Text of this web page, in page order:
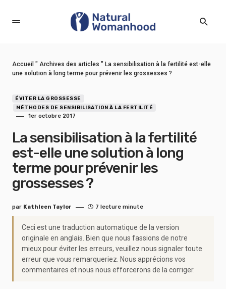
Accueil " Archives des articles " La sensibilisation à la fertilité est-elle
une solution à long terme pour prévenir les grossesses ?
ÉVITER LA GROSSESSE
MÉTHODES DE SENSIBILISATION À LA FERTILITÉ
1er octobre 2017
La sensibilisation à la fertilité
est-elle une solution à long
terme pour prévenir les
grossesses ?
par Kathleen Taylor 7 lecture minute
Ceci est une traduction automatique de la version
originale en anglais. Bien que nous fassions de notre
mieux pour éviter les erreurs, veuillez nous signaler toute
erreur que vous remarqueriez. Nous apprécions vos
commentaires et nous nous efforcerons de la corriger.